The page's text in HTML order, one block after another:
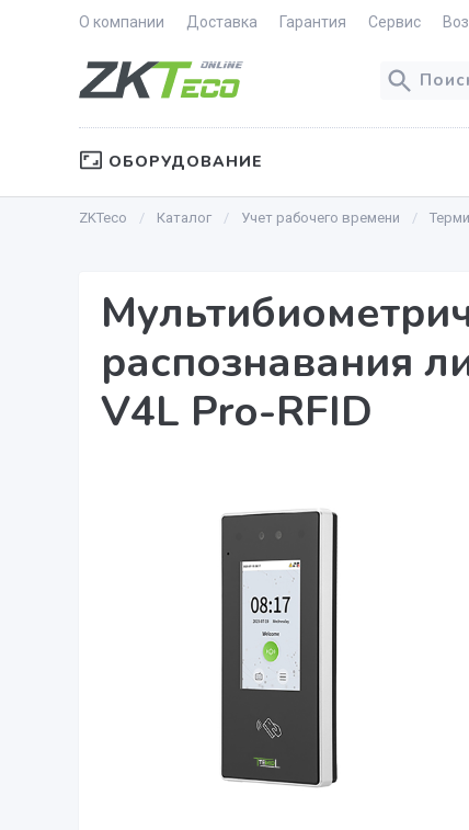
О компании Доставка Гарантия Сервис
ОБОРУДОВАНИЕ
ZKTeco Каталог Учет рабочего времени
распознавания
V4L Pro-RFID